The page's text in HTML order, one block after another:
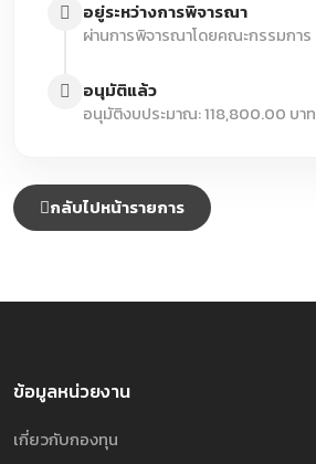
อยู่ระหว่างการพิจารณา
ผ่านการพิจารณาโดยคณะกรรมการ
อนุมัติแล้ว
อนุมัติงบประมาณ: 118,800.00 บาท
กลับไปหน้ารายการ
ข้อมูลหน่วยงาน
เกี่ยวกับกองทุน